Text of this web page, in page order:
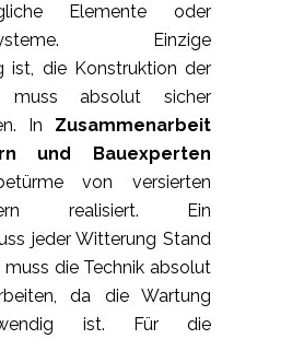
Elemente oder
Einzige
ist, die Konstruktion der
muss absolut sicher
In Zusammenarbeit
und Bauexperten
von versierten
realisiert. Ein
jeder Witterung Stand
die Technik absolut
da die Wartung
ist. Für die